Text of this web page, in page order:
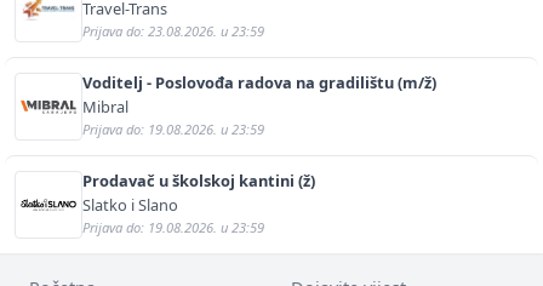
Travel-Trans
Prijava do: 23.08.2026. u 23:59
Voditelj - Poslovođa radova na gradilištu (m/ž)
Mibral
Prijava do: 19.08.2026. u 23:59
Prodavač u školskoj kantini (ž)
Slatko i Slano
Prijava do: 19.08.2026. u 23:59